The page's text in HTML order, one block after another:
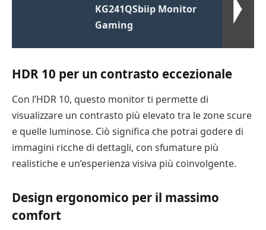
KG241QSbiip Monitor
Gaming
HDR 10 per un contrasto eccezionale
Con l’HDR 10, questo monitor ti permette di
visualizzare un contrasto più elevato tra le zone scure
e quelle luminose. Ciò significa che potrai godere di
immagini ricche di dettagli, con sfumature più
realistiche e un’esperienza visiva più coinvolgente.
Design ergonomico per il massimo
comfort